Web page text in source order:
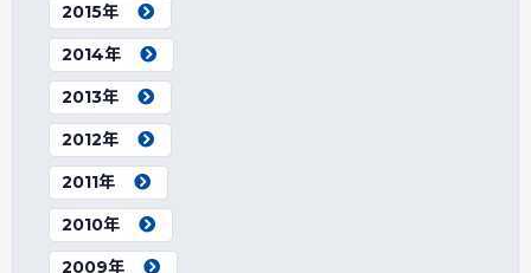
2015年
2014年
2013年
2012年
2011年
2010年
2009年